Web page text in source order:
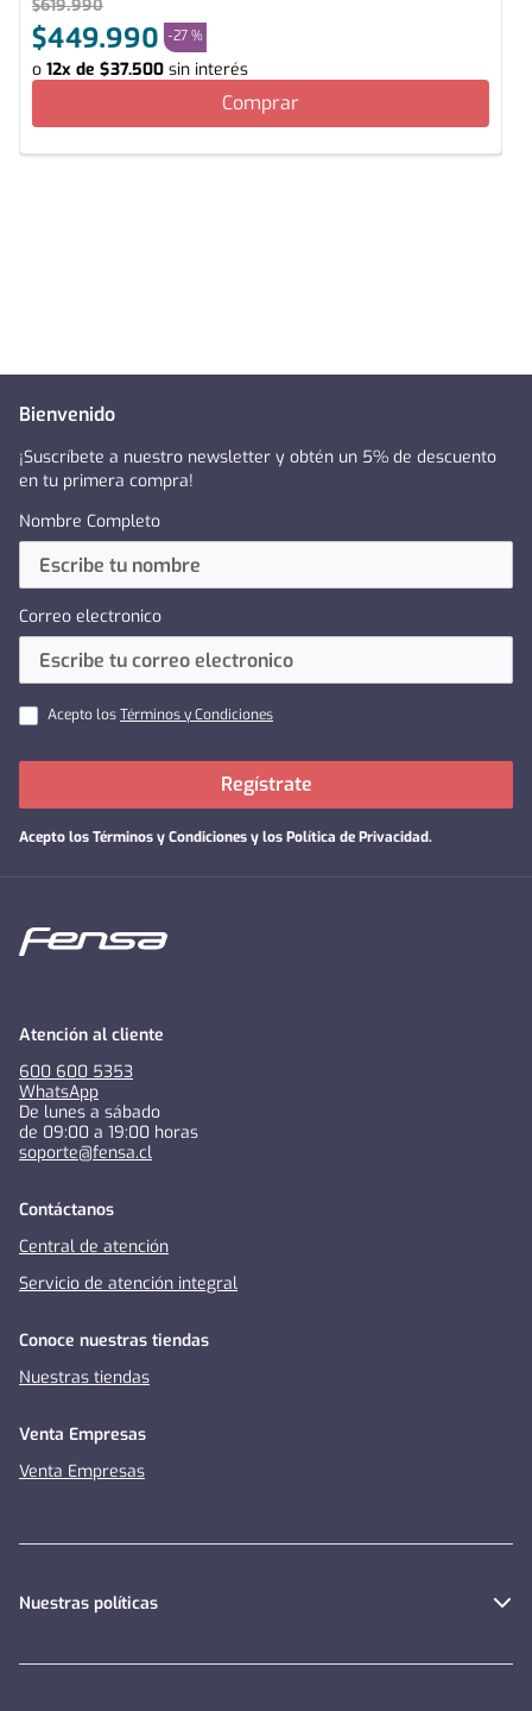
$619.990
$449.990 -27 %
o 12x de $37.500 sin interés
Comprar
Bienvenido
¡Suscríbete a nuestro newsletter y obtén un 5% de descuento
en tu primera compra!
Nombre Completo
Correo electronico
Acepto losTérminos y Condiciones
Acepto losTérminos y Condiciones y los Política de Privacidad.
Regístrate
Atención al cliente
600 600 5353
WhatsApp
De lunes a sábado
de 09:00 a 19:00 horas
soporte@fensa.cl
Contáctanos
Central de atención
Servicio de atención integral
Conoce nuestras tiendas
Nuestras tiendas
Venta Empresas
Venta Empresas
Nuestras políticas